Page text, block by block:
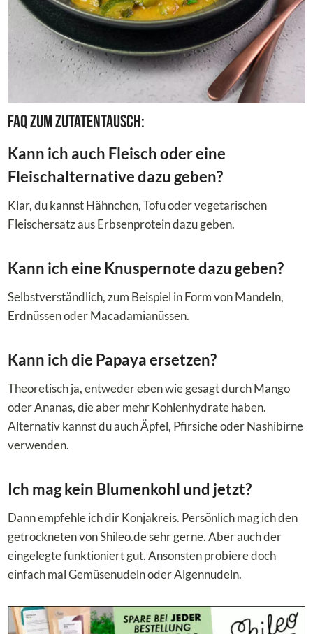
FAQ zum Zutatentausch:
Kann ich auch Fleisch oder eine
Fleischalternative dazu geben?
Klar, du kannst Hähnchen, Tofu oder vegetarischen
Fleischersatz aus Erbsenprotein dazu geben.
Kann ich eine Knuspernote dazu geben?
Selbstverständlich, zum Beispiel in Form von Mandeln,
Erdnüssen oder Macadamianüssen.
Kann ich die Papaya ersetzen?
Theoretisch ja, entweder eben wie gesagt durch Mango
oder Ananas, die aber mehr Kohlenhydrate haben.
Alternativ kannst du auch Äpfel, Pfirsiche oder Nashibirne
verwenden.
Ich mag kein Blumenkohl und jetzt?
Dann empfehle ich dir Konjakreis. Persönlich mag ich den
getrockneten von Shileo.de sehr gerne. Aber auch der
eingelegte funktioniert gut. Ansonsten probiere doch
einfach mal Gemüsenudeln oder Algennudeln.